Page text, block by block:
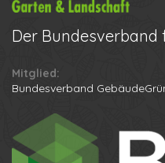
Der Bundesverband
Mitglied:
Bundesverband
Ihr Name
Ihre